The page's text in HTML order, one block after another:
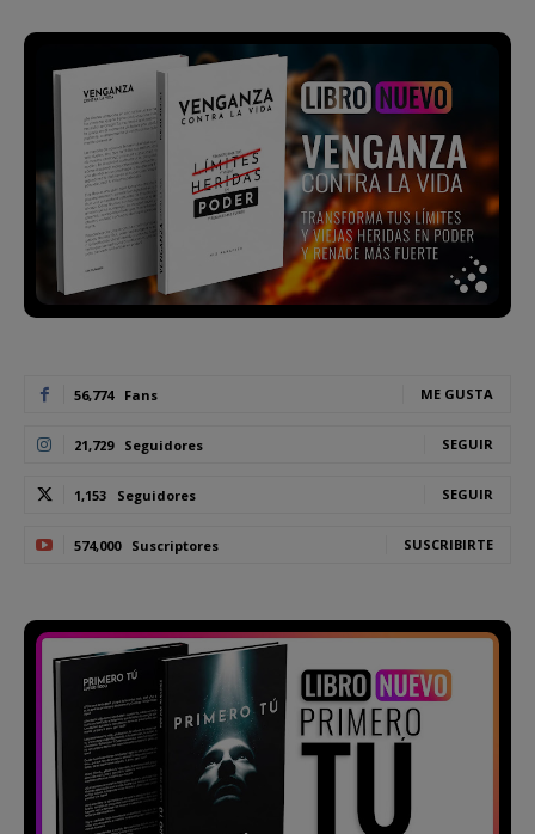
56,774 Fans ME GUSTA
21,729 Seguidores SEGUIR
1,153 Seguidores SEGUIR
574,000 Suscriptores SUSCRIBIRTE